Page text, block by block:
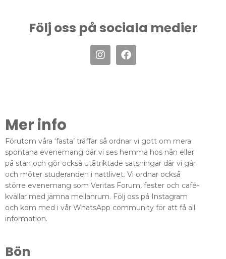
Följ oss på sociala medier
Mer info
Förutom våra ‘fasta’ träffar så ordnar vi gott om mera
spontana evenemang där vi ses hemma hos nån eller
på stan och gör också utåtriktade satsningar där vi går
och möter studeranden i nattlivet. Vi ordnar också
större evenemang som Veritas Forum, fester och café-
kvällar med jämna mellanrum. Följ oss på Instagram
och kom med i vår WhatsApp community för att få all
information.
Bön